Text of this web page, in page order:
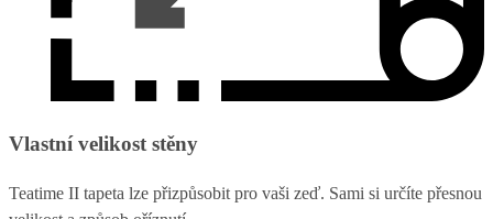
Vlastní velikost stěny
Teatime II tapeta lze přizpůsobit pro vaši zeď. Sami si určíte přesnou